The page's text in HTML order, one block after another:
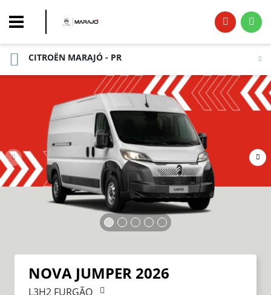
CITROËN MARAJÓ - PR
NOVA JUMPER 2026
L3H2 FURGÃO